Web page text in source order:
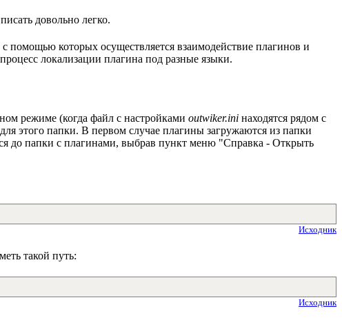
довольно легко.
помощью которых осуществляется взаимодействие плагинов и
локализации плагина под разные языки.
режиме (когда файл с настройками outwiker.ini находятся рядом с
этого папки. В первом случае плагины загружаются из папки
до папки с плагинами, выбрав пункт меню "Справка - Открыть
Исходник
такой путь:
Исходник